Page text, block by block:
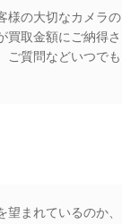
様の大切なカメラの
買取金額にご納得さ
ご質問などいつでも
まれているのか、